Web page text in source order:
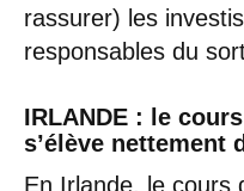
rassurer) les
responsables du
IRLANDE : le
s’élève nettement
En Irlande, le cours